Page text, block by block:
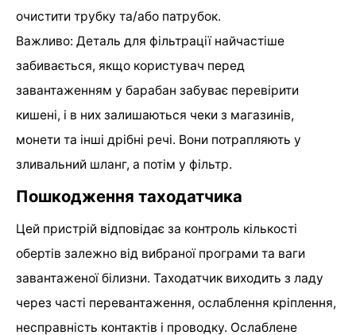
очистити трубку та/або патрубок.
Важливо: Деталь для фільтрації найчастіше
забивається, якщо користувач перед
завантаженням у барабан забуває перевірити
кишені, і в них залишаються чеки з магазинів,
монети та інші дрібні речі. Вони потрапляють у
зливальний шланг, а потім у фільтр.
Пошкодження таходатчика
Цей пристрій відповідає за контроль кількості
обертів залежно від вибраної програми та ваги
завантаженої білизни. Таходатчик виходить з ладу
через часті перевантаження, ослаблення кріплення,
несправність контактів і проводку. Ослаблене